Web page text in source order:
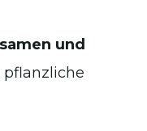
und
pflanzliche